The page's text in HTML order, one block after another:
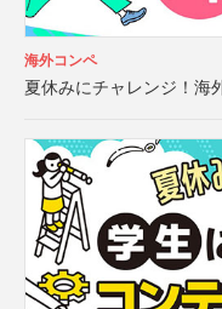
海外コンペ
夏休みにチャレンジ！海